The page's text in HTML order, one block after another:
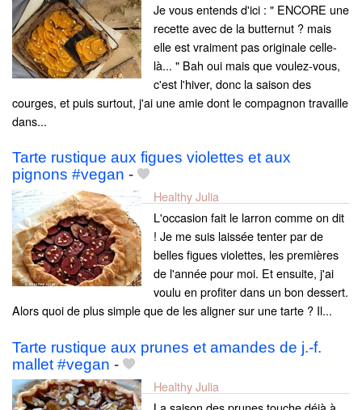
Je vous entends d'ici : " ENCORE une
recette avec de la butternut ? mais
elle est vraiment pas originale celle-
là... " Bah oui mais que voulez-vous,
c'est l'hiver, donc la saison des
courges, et puis surtout, j'ai une amie dont le compagnon travaille
dans...
Tarte rustique aux figues violettes et aux
pignons #vegan -
Healthy Julia
L'occasion fait le larron comme on dit
! Je me suis laissée tenter par de
belles figues violettes, les premières
de l'année pour moi. Et ensuite, j'ai
voulu en profiter dans un bon dessert.
Alors quoi de plus simple que de les aligner sur une tarte ? Il...
Tarte rustique aux prunes et amandes de j.-f.
mallet #vegan -
Healthy Julia